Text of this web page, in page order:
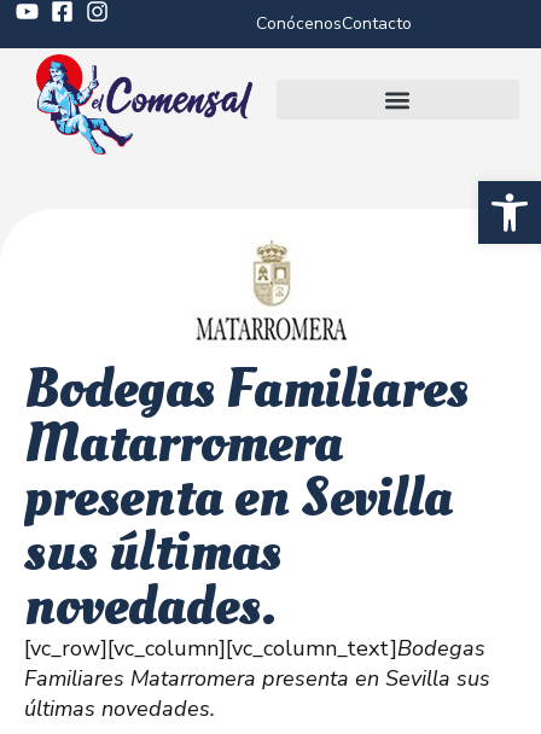
Abrir
ConócenosContacto
Bodegas Familiares
Matarromera
presenta en Sevilla
sus últimas
novedades.
[vc_row][vc_column][vc_column_text]Bodegas
Familiares Matarromera presenta en Sevilla sus
últimas novedades.